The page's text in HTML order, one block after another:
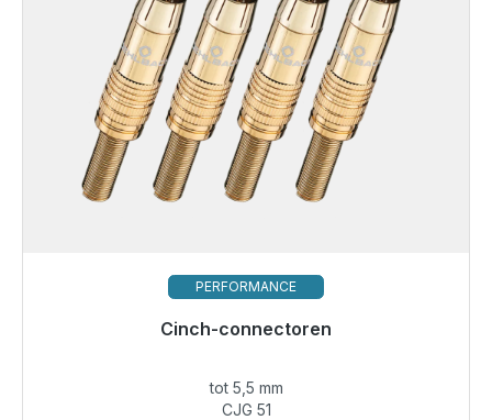
PERFORMANCE
Cinch-connectoren
Klaar voor onmiddellijke verzending, levertijd 48 uur*
€ 10,49
tot 5,5 mm
CJG 51